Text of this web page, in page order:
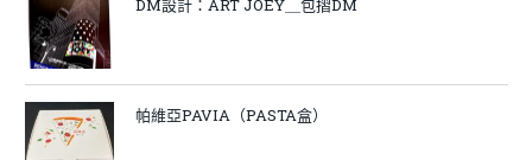
DM設計：ART JOEY＿包摺DM
帕維亞PAVIA（PASTA盒）